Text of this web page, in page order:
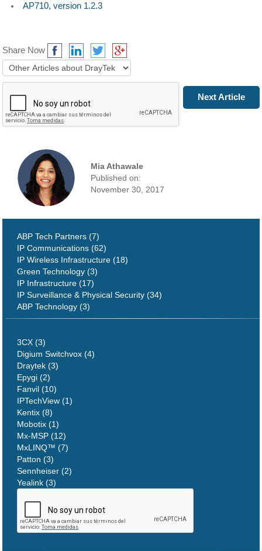
AP710, version 1.2.3
Share Now
Prev Article Next Article
Mia Athawale
Published on:
November 30, 2017
ABP Tech Partners (7)
IP Communications (62)
IP Wireless Infrastructure (18)
Green Technology (3)
IP Infrastructure (17)
IP Surveillance & Physical Security (34)
ABP Technology (3)
3CX (3)
Digium Switchvox (4)
Draytek (3)
Epygi (2)
Fanvil (10)
IPTechView (1)
Kentix (8)
Mobotix (1)
Mx-MSP (12)
MxLINQ™ (7)
Patton (3)
Sennheiser (2)
Yealink (3)